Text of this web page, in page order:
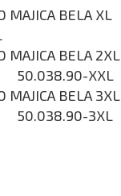
MAJICA BELA XL
MAJICA BELA 2XL
50.038.90-XXL
MAJICA BELA 3XL
50.038.90-3XL